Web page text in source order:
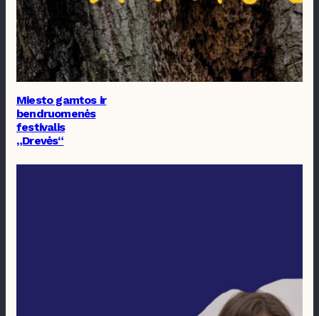
Miesto gamtos ir
bendruomenės
festivalis
„Drevės“